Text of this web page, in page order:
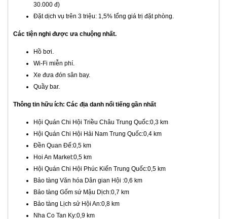
30.000 đ)
Đặt dịch vụ trên 3 triệu: 1,5% tổng giá trị đặt phòng.
Các tiện nghi được ưa chuộng nhất.
Hồ bơi.
Wi-Fi miễn phí.
Xe đưa đón sân bay.
Quầy bar.
Thông tin hữu ích: Các địa danh nổi tiếng gần nhất
Hội Quán Chi Hội Triều Châu Trung Quốc:0,3 km
Hội Quán Chi Hội Hải Nam Trung Quốc:0,4 km
Đền Quan Đế:0,5 km
Hoi An Market:0,5 km
Hội Quán Chi Hội Phúc Kiến Trung Quốc:0,5 km
Bảo tàng Văn hóa Dân gian Hội :0,6 km
Bảo tàng Gốm sứ Mậu Dịch:0,7 km
Bảo tàng Lịch sử Hội An:0,8 km
Nha Co Tan Ky:0,9 km